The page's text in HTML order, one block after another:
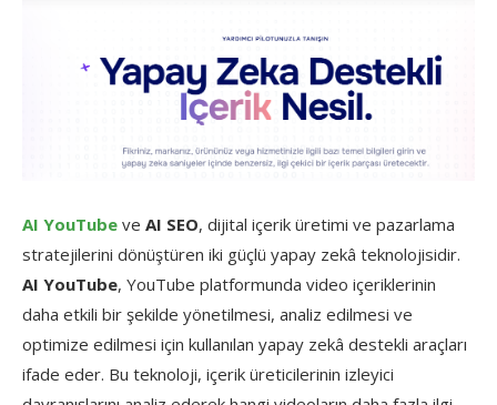
AI YouTube ve AI SEO, dijital içerik üretimi ve pazarlama
stratejilerini dönüştüren iki güçlü yapay zekâ teknolojisidir.
AI YouTube, YouTube platformunda video içeriklerinin
daha etkili bir şekilde yönetilmesi, analiz edilmesi ve
optimize edilmesi için kullanılan yapay zekâ destekli araçları
ifade eder. Bu teknoloji, içerik üreticilerinin izleyici